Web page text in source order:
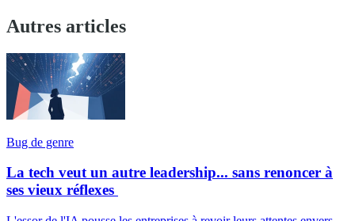
Autres articles
Bug de genre
La tech veut un autre leadership... sans renoncer à
ses vieux réflexes